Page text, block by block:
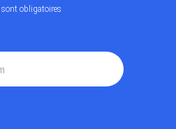
sont obligatoires